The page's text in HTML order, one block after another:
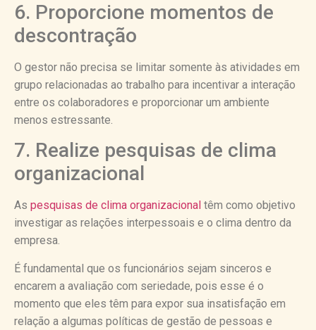
6. Proporcione momentos de
descontração
O gestor não precisa se limitar somente às atividades em
grupo relacionadas ao trabalho para incentivar a interação
entre os colaboradores e proporcionar um ambiente
menos estressante.
7. Realize pesquisas de clima
organizacional
As pesquisas de clima organizacional têm como objetivo
investigar as relações interpessoais e o clima dentro da
empresa.
É fundamental que os funcionários sejam sinceros e
encarem a avaliação com seriedade, pois esse é o
momento que eles têm para expor sua insatisfação em
relação a algumas políticas de gestão de pessoas e